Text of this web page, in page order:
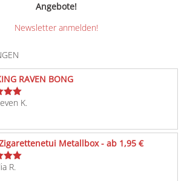
Angebote!
Newsletter anmelden!
RAVEN BONG
K.
Metallbox - ab 1,95 €
R.